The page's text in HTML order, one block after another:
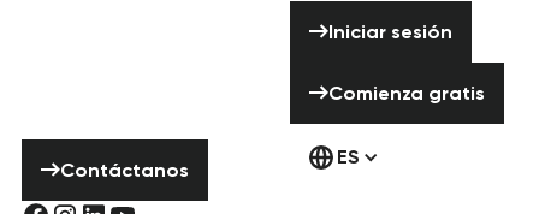
Contáctanos
Iniciar sesión
Comienza gratis
ES